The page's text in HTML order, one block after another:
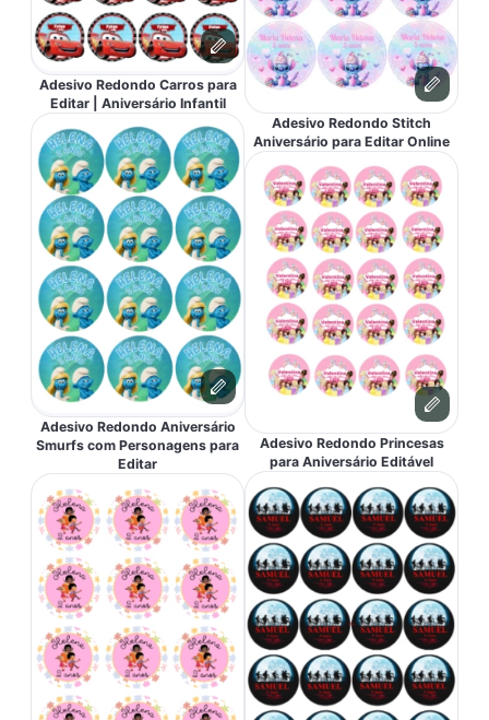
Adesivo Redondo Carros para
Editar | Aniversário Infantil
Adesivo Redondo Aniversário
Smurfs com Personagens para
Editar
Adesivo Redondo Stitch
Aniversário para Editar Online
Adesivo Redondo Princesas
para Aniversário Editável